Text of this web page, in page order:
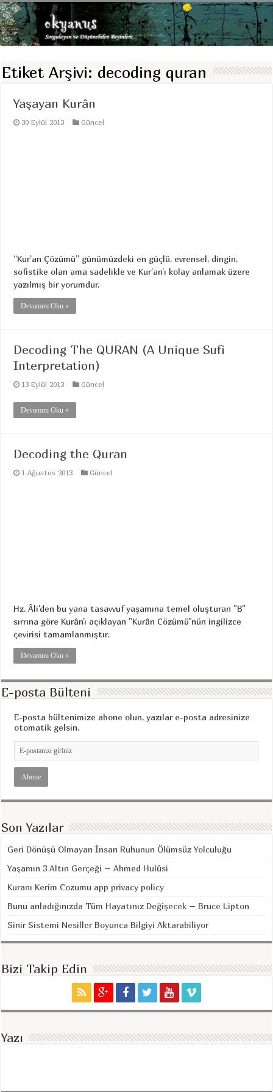
Etiket Arşivi: decoding quran
Yaşayan Kurân
30 Eylül 2013 Güncel
“Kur’an Çözümü” günümüzdeki en güçlü, evrensel, dingin,
sofistike olan ama sadelikle ve Kur’an’ı kolay anlamak üzere
yazılmış bir yorumdur.
Devamını Oku »
Decoding The QURAN (A Unique Sufi
Interpretation)
13 Eylül 2013 Güncel
Devamını Oku »
Decoding the Quran
1 Ağustos 2013 Güncel
Hz. Âli'den bu yana tasavvuf yaşamına temel oluşturan "B"
sırrına göre Kurân'ı açıklayan "Kurân Cözümü"nün ingilizce
çevirisi tamamlanmıştır.
Devamını Oku »
E-posta Bülteni
E-posta bültenimize abone olun, yazılar e-posta adresinize
otomatik gelsin.
Son Yazılar
Geri Dönüşü Olmayan İnsan Ruhunun Ölümsüz Yolculuğu
Yaşamın 3 Altın Gerçeği – Ahmed Hulûsi
Kuranı Kerim Cozumu app privacy policy
Bunu anladığınızda Tüm Hayatınız Değişecek – Bruce Lipton
Sinir Sistemi Nesiller Boyunca Bilgiyi Aktarabiliyor
Bizi Takip Edin
Yazı